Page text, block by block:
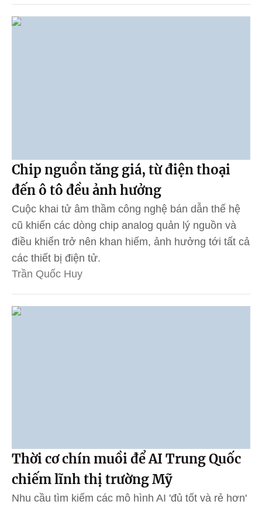
Chip nguồn tăng giá, từ điện thoại
đến ô tô đều ảnh hưởng
Cuộc khai tử âm thầm công nghệ bán dẫn thế hệ
cũ khiến các dòng chip analog quản lý nguồn và
điều khiển trở nên khan hiếm, ảnh hưởng tới tất cả
các thiết bị điện tử.
Trần Quốc Huy
Thời cơ chín muồi để AI Trung Quốc
chiếm lĩnh thị trường Mỹ
Nhu cầu tìm kiếm các mô hình AI 'đủ tốt và rẻ hơn'